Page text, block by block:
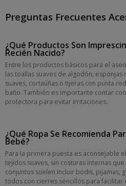
Preguntas Frecuentes
¿Qué Productos Son
Recién Nacido?
Entre los productos básicos para el
las toallas suaves de algodón,
suaves, cortaúñas o tijeras con punta
baño. También es importante contar
protectora para evitar irritaciones.
¿Qué Ropa Se Recomienda
Bebé?
Para la primera puesta es aconsejable
tejidos suaves, sin costuras internas
conjuntos suelen incluir bodis, pijamas,
todos con cierres sencillos para facilitar